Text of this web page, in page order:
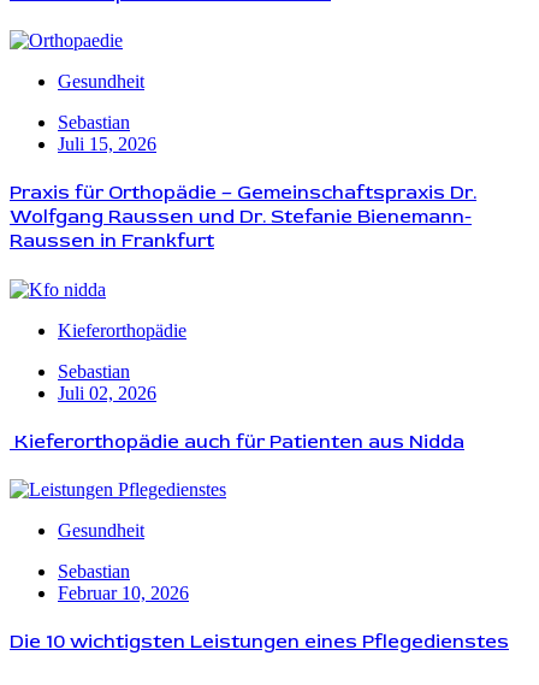
Gesundheit
Sebastian
Juli 15, 2026
Praxis für Orthopädie – Gemeinschaftspraxis Dr.
Wolfgang Raussen und Dr. Stefanie Bienemann-
Raussen in Frankfurt
Kieferorthopädie
Sebastian
Juli 02, 2026
Kieferorthopädie auch für Patienten aus Nidda
Gesundheit
Sebastian
Februar 10, 2026
Die 10 wichtigsten Leistungen eines Pflegedienstes